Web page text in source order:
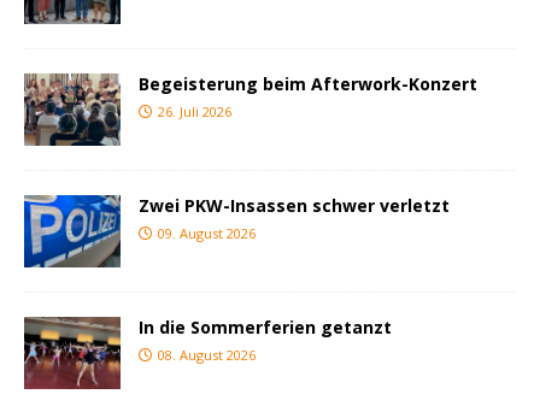
Begeisterung beim Afterwork-Konzert
26. Juli 2026
Zwei PKW-Insassen schwer verletzt
09. August 2026
In die Sommerferien getanzt
08. August 2026